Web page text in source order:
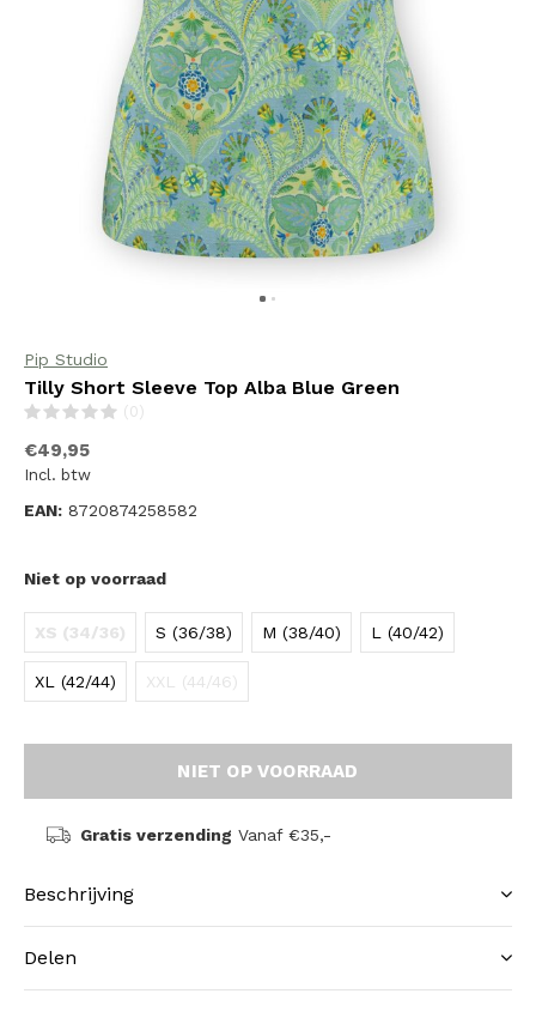
Pip Studio
Tilly Short Sleeve Top Alba Blue Green
(0)
€49,95
Incl. btw
EAN: 8720874258582
Niet op voorraad
XS (34/36) S (36/38) M (38/40) L (40/42)
XL (42/44) XXL (44/46)
NIET OP VOORRAAD
Gratis verzending Vanaf €35,-
Beschrijving
Delen